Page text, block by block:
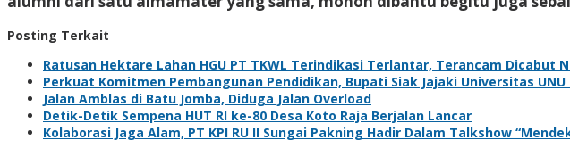
Posting Terkait
Ratusan Hektare Lahan HGU PT TKWL Terindikasi Terlantar, Terancam Dicabut
Perkuat Komitmen Pembangunan Pendidikan, Bupati Siak Jajaki Universitas UNU
Jalan Amblas di Batu Jomba, Diduga Jalan Overload
Detik-Detik Sempena HUT RI ke-80 Desa Koto Raja Berjalan Lancar
Kolaborasi Jaga Alam, PT KPI RU II Sungai Pakning Hadir Dalam Talkshow